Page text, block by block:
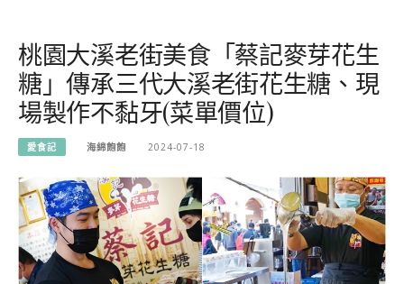
桃園大溪老街美食「蔡記麥芽花生
糖」傳承三代大溪老街花生糖、現
場製作不黏牙(菜單價位)
愛食記 海綿飽飽 2024-07-18